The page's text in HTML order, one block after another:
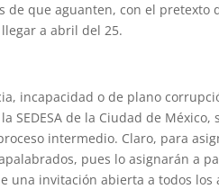
de que aguanten, con el
a abril del 25.
incapacidad o de plano
SEDESA de la Ciudad de
intermedio. Claro, para
pues lo asignarán a
una invitación abierta a todos los